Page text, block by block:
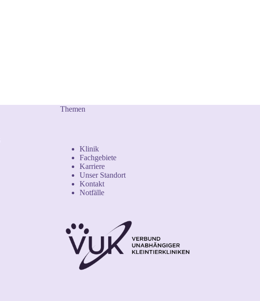
Themen
Klinik
Fachgebiete
Karriere
Unser Standort
Kontakt
Notfälle